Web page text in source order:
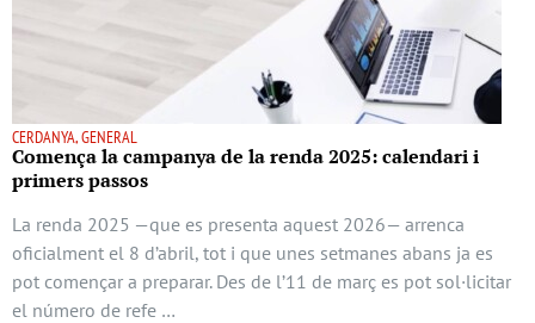
CERDANYA, GENERAL
Comença la campanya de la renda 2025: calendari i
primers passos
La renda 2025 —que es presenta aquest 2026— arrenca
oficialment el 8 d’abril, tot i que unes setmanes abans ja es
pot començar a preparar. Des de l’11 de març es pot sol·licitar
el número de refe …